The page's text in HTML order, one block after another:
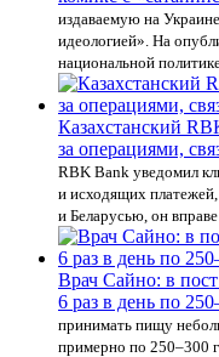
издаваемую на
идеологией». На
национальной
Казахстанский
за операциями,
RBK Bank уведомил
и исходящих
и Беларусью, он
Врач Сайно: в
6 раз в день по
принимать пищу
примерно по 250–300